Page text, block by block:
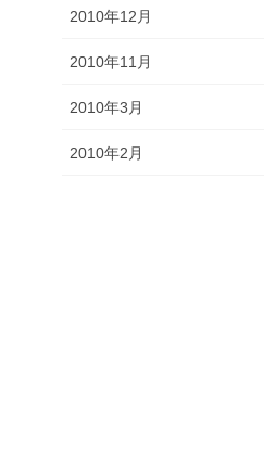
disabled)
/usr/lib/systemd/sy
2010年12月
2010年11月
2010年3月
2010年2月